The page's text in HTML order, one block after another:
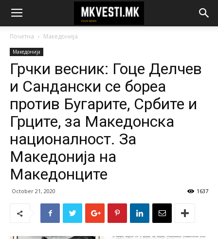
Почетна Македонија
Македонија
Грчки весник: Гоце Делчев
и Сандански се бореа
против Бугарите, Србите и
Грците, за Македонска
националност. За
Македонија на
Македонците
October 21, 2020 1637